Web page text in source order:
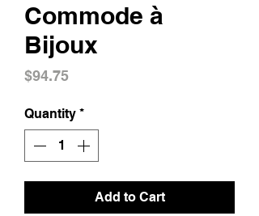
Commode à
Bijoux
$94.75Price
Quantity *
Add to Cart